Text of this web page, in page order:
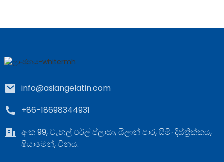
info@asiangelatin.com
+86-18698344931
අංක 99, චැනල් පර්ල් ප්ලාසා, යිලාන් පාර, සිමිං දිස්ත්‍රික්කය,
ෂියාමෙන්, චීනය.